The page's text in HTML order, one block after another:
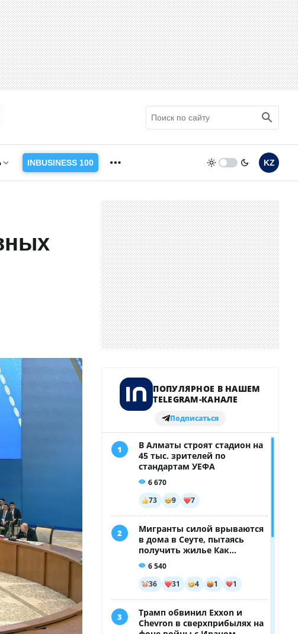
INBUSINESS 100 KZ